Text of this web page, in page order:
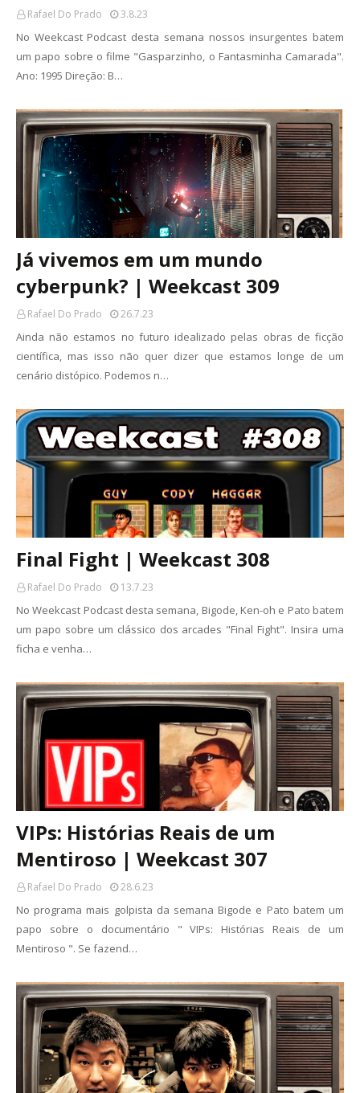
Rafael Do Prado 3.8.23
No Weekcast Podcast desta semana nossos insurgentes batem
um papo sobre o filme "Gasparzinho, o Fantasminha Camarada".
Ano: 1995 Direção: B…
Já vivemos em um mundo
cyberpunk? | Weekcast 309
Rafael Do Prado 26.7.23
Ainda não estamos no futuro idealizado pelas obras de ficção
científica, mas isso não quer dizer que estamos longe de um
cenário distópico. Podemos n…
Final Fight | Weekcast 308
Rafael Do Prado 13.7.23
No Weekcast Podcast desta semana, Bigode, Ken-oh e Pato batem
um papo sobre um clássico dos arcades "Final Fight". Insira uma
ficha e venha…
VIPs: Histórias Reais de um
Mentiroso | Weekcast 307
Rafael Do Prado 28.6.23
No programa mais golpista da semana Bigode e Pato batem um
papo sobre o documentário " VIPs: Histórias Reais de um
Mentiroso ". Se fazend…